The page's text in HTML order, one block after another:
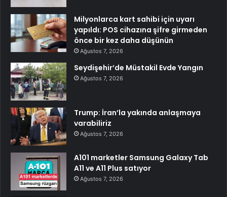
Milyonlarca kart sahibi için uyarı
yapıldı: POS cihazına şifre girmeden
önce bir kez daha düşünün
Ağustos 7, 2026
Seydişehir’de Müstakil Evde Yangın
Ağustos 7, 2026
Trump: İran’la yakında anlaşmaya
varabiliriz
Ağustos 7, 2026
A101 marketler Samsung Galaxy Tab
A11 ve A11 Plus satıyor
Ağustos 7, 2026